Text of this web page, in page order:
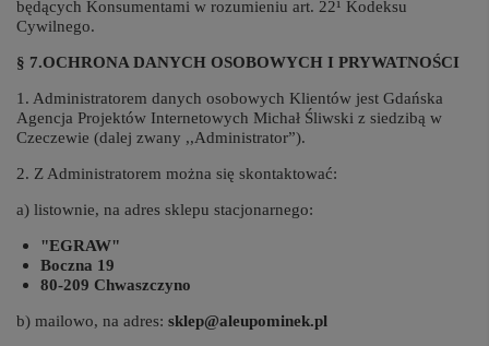
będących Konsumentami w rozumieniu art. 22¹ Kodeksu
Cywilnego.
§ 7.OCHRONA DANYCH OSOBOWYCH I PRYWATNOŚCI
1. Administratorem danych osobowych Klientów jest Gdańska
Agencja Projektów Internetowych Michał Śliwski z siedzibą w
Czeczewie (dalej zwany ,,Administrator”).
2. Z Administratorem można się skontaktować:
a) listownie, na adres sklepu stacjonarnego:
"EGRAW"
Boczna 19
80-209 Chwaszczyno
b) mailowo, na adres: sklep@aleupominek.pl